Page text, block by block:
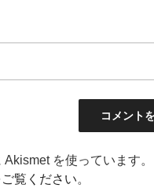
を使っています。
覧ください。